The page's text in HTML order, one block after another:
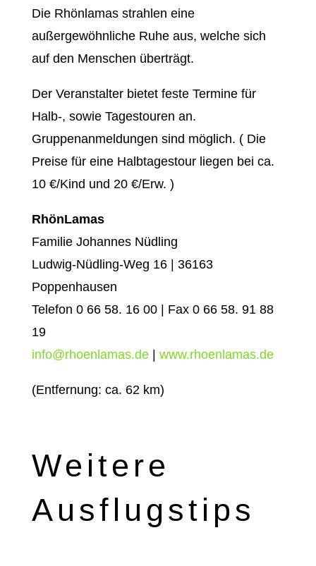
Die Rhönlamas strahlen eine
außergewöhnliche Ruhe aus, welche sich
auf den Menschen überträgt.
Der Veranstalter bietet feste Termine für
Halb-, sowie Tagestouren an.
Gruppenanmeldungen sind möglich. ( Die
Preise für eine Halbtagestour liegen bei ca.
10 €/Kind und 20 €/Erw. )
RhönLamas
Familie Johannes Nüdling
Ludwig-Nüdling-Weg 16 | 36163
Poppenhausen
Telefon 0 66 58. 16 00 | Fax 0 66 58. 91 88
19
info@rhoenlamas.de| www.rhoenlamas.de
(Entfernung: ca. 62 km)
Weitere
Ausflugstips